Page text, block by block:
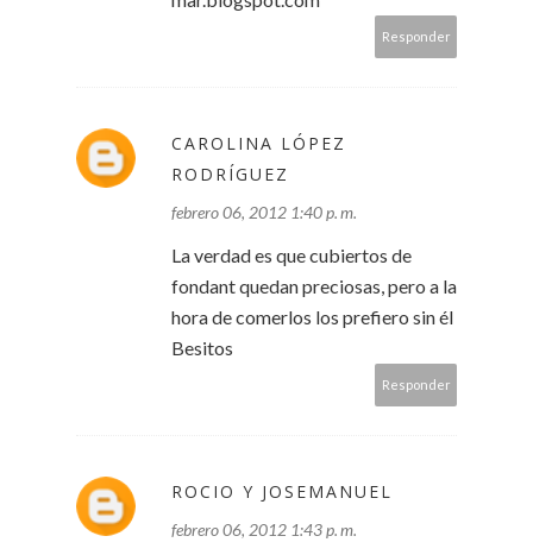
Responder
CAROLINA LÓPEZ
RODRÍGUEZ
febrero 06, 2012 1:40 p. m.
La verdad es que cubiertos de
fondant quedan preciosas, pero a la
hora de comerlos los prefiero sin él
Besitos
Responder
ROCIO Y JOSEMANUEL
febrero 06, 2012 1:43 p. m.